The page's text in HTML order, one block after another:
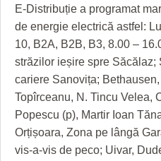
GRĂDINA TAICII
ZIARISTU’ DE TERASĂ
CU OIŞTEA-N
FINANŢĂRI DE LA A LA Z
PE SURSE
CRONICĂ DE FILM
UNDE MERGEM
FILME DOCUMENTARE
CLIPURI VIDEO
JOCURI ONLINE
ACCIDENTE
ANUNŢURI
INFO SI UTILE
CULTURA
INVATAMANT
E-Distribuție a programat
de energie electrică astfel:
10, B2A, B2B, B3, 8.00 –
străzilor ieșire spre Săcălaz;
cariere Sanovița;
Topîrceanu, N. Tincu Velea,
Popescu (p), Martir Ioan
Orțișoara, Zona pe lângă
vis-a-vis de peco; Uivar,